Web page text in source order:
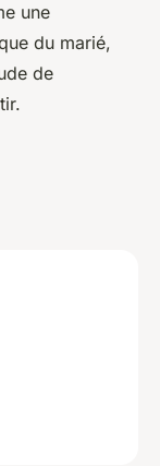
une
du marié,
de